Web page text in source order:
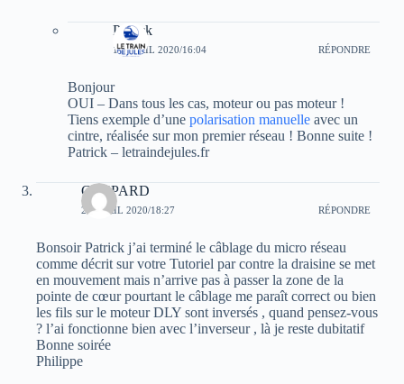
Patrick
15 AVRIL 2020/16:04 RÉPONDRE
Bonjour
OUI – Dans tous les cas, moteur ou pas moteur !
Tiens exemple d’une polarisation manuelle avec un
cintre, réalisée sur mon premier réseau ! Bonne suite !
Patrick – letraindejules.fr
GASPARD
20 AVRIL 2020/18:27 RÉPONDRE
Bonsoir Patrick j’ai terminé le câblage du micro réseau
comme décrit sur votre Tutoriel par contre la draisine se met
en mouvement mais n’arrive pas à passer la zone de la
pointe de cœur pourtant le câblage me paraît correct ou bien
les fils sur le moteur DLY sont inversés , quand pensez-vous
? l’ai fonctionne bien avec l’inverseur , là je reste dubitatif
Bonne soirée
Philippe